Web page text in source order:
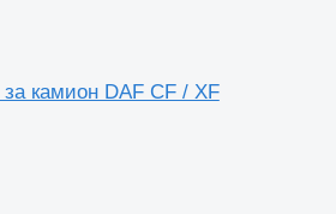
камион DAF CF / XF